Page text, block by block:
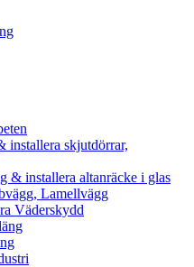
installera skjutdörrar,
& installera altanräcke i glas
Lamellvägg
Väderskydd